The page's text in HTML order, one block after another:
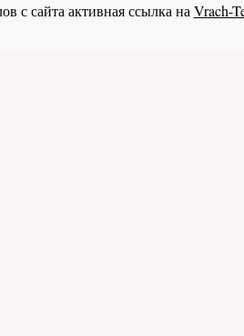
с сайта активная ссылка на Vrach-